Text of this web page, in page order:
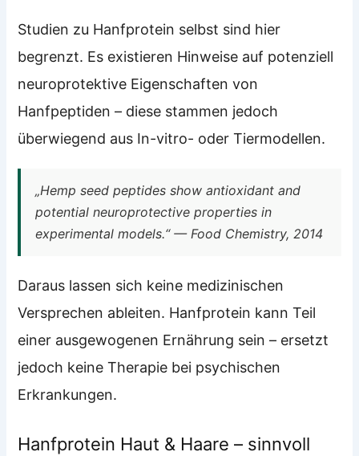
Studien zu Hanfprotein selbst sind hier
begrenzt. Es existieren Hinweise auf potenziell
neuroprotektive Eigenschaften von
Hanfpeptiden – diese stammen jedoch
überwiegend aus In-vitro- oder Tiermodellen.
„Hemp seed peptides show antioxidant and
potential neuroprotective properties in
experimental models.“ — Food Chemistry, 2014
Daraus lassen sich keine medizinischen
Versprechen ableiten. Hanfprotein kann Teil
einer ausgewogenen Ernährung sein – ersetzt
jedoch keine Therapie bei psychischen
Erkrankungen.
Hanfprotein Haut & Haare – sinnvoll